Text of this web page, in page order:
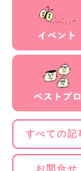
すべての記
お問合せ